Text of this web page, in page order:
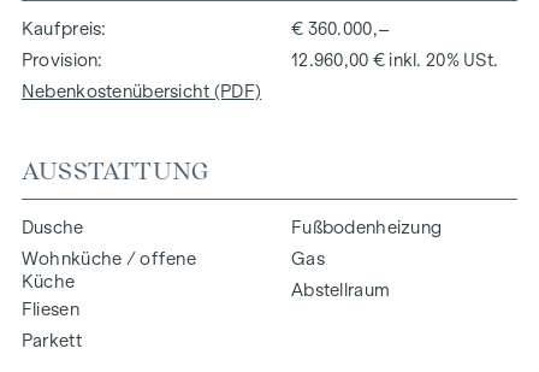
Kaufpreis
€ 360.000,–
Provision
12.960,00 € inkl. 20% USt.
Nebenkostenübersicht (PDF)
AUSSTATTUNG
Dusche
Wohnküche / offene
Küche
Fliesen
Parkett
Fußbodenheizung
Gas
Abstellraum